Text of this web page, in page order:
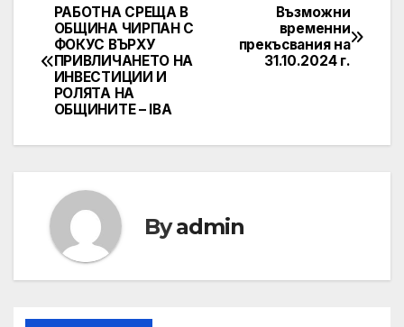
Post
navigation
Възможни
временни
прекъсвания на
31.10.2024 г.
РАБОТНА СРЕЩА В
ОБЩИНА ЧИРПАН С
ФОКУС ВЪРХУ
ПРИВЛИЧАНЕТО НА
ИНВЕСТИЦИИ И
РОЛЯТА НА
ОБЩИНИТЕ – IBA
Byadmin